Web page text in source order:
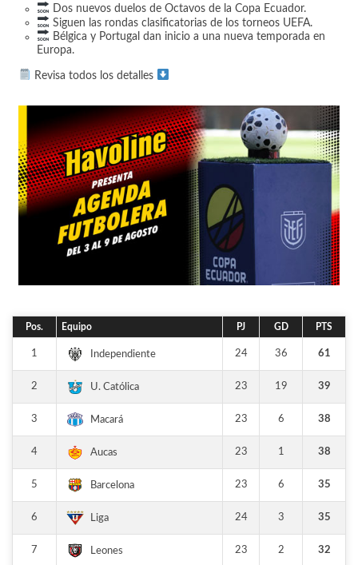
Dos nuevos duelos de Octavos de la Copa Ecuador.
Siguen las rondas clasificatorias de los torneos UEFA.
Bélgica y Portugal dan inicio a una nueva temporada en
Europa.
Revisa todos los detalles
Pos. Equipo PJ GD PTS
1 Independiente 24 36 61
2 U. Católica 23 19 39
3 Macará 23 6 38
4 Aucas 23 1 38
5 Barcelona 23 6 35
6 Liga 24 3 35
7 Leones 23 2 32